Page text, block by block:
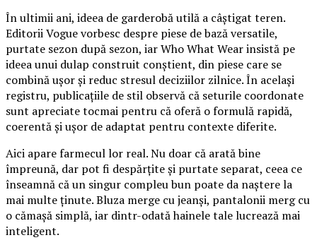
În ultimii ani, ideea de garderobă utilă a câștigat teren.
Editorii Vogue vorbesc despre piese de bază versatile,
purtate sezon după sezon, iar Who What Wear insistă pe
ideea unui dulap construit conștient, din piese care se
combină ușor și reduc stresul deciziilor zilnice. În același
registru, publicațiile de stil observă că seturile coordonate
sunt apreciate tocmai pentru că oferă o formulă rapidă,
coerentă și ușor de adaptat pentru contexte diferite.
Aici apare farmecul lor real. Nu doar că arată bine
împreună, dar pot fi despărțite și purtate separat, ceea ce
înseamnă că un singur compleu bun poate da naștere la
mai multe ținute. Bluza merge cu jeanși, pantalonii merg cu
o cămașă simplă, iar dintr-odată hainele tale lucrează mai
inteligent.